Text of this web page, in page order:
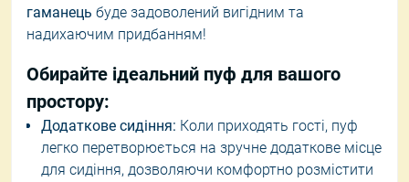
гаманець буде задоволений вигідним та
надихаючим придбанням!
Обирайте ідеальний пуф для вашого
простору:
Додаткове сидіння: Коли приходять гості, пуф
легко перетворюється на зручне додаткове місце
для сидіння, дозволяючи комфортно розмістити